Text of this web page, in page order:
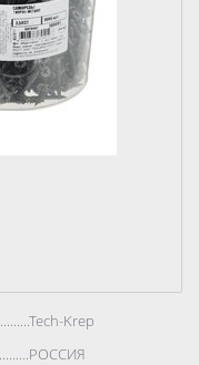
Tech-Krep
РОССИЯ